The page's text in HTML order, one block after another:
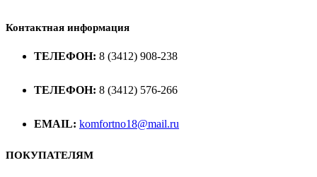
Контактная информация
ТЕЛЕФОН: 8 (3412) 908-238
ТЕЛЕФОН: 8 (3412) 576-266
EMAIL: komfortno18@mail.ru
ПОКУПАТЕЛЯМ